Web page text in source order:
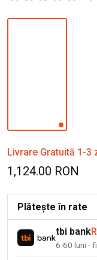
Livrare Gratuită 1-3
1,124.00 RON
Plătește în rate
tbi bank
6-60 luni ·